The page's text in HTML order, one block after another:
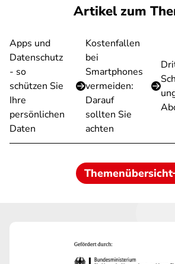
Artikel zum
Apps und
Datenschutz
- so
schützen Sie
Ihre
persönlichen
Daten
Kostenfallen
bei
Smartphones
vermeiden:
Darauf
sollten Sie
achten
Themenübersicht